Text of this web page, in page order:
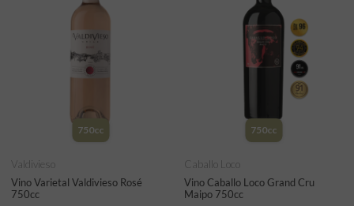
750cc
Vino Varietal Valdivieso Rosé
750cc
Valdivieso
750cc
Vino Caballo Loco Grand Cru
Maipo 750cc
Caballo Loco